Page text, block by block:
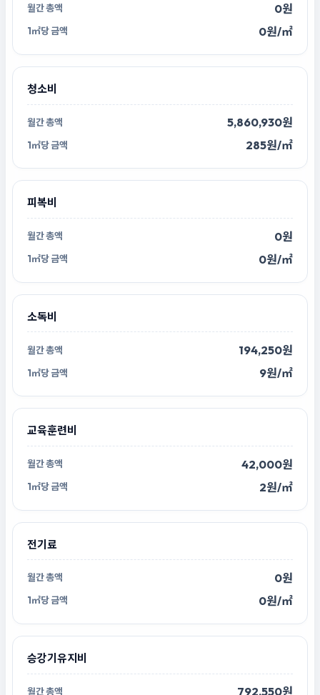
0원
0원/㎡
청소비
5,860,930원
285원/㎡
피복비
0원
0원/㎡
소독비
194,250원
9원/㎡
교육훈련비
42,000원
2원/㎡
전기료
0원
0원/㎡
승강기유지비
792,550원